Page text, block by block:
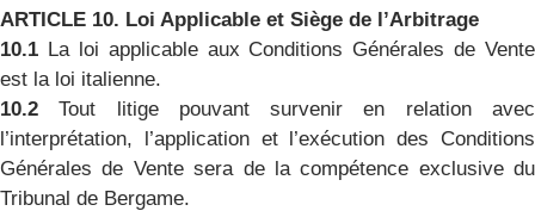
ARTICLE 10. Loi Applicable et Siège de l’Arbitrage
10.1 La loi applicable aux Conditions Générales de Vente
est la loi italienne.
10.2 Tout litige pouvant survenir en relation avec
l’interprétation, l’application et l’exécution des Conditions
Générales de Vente sera de la compétence exclusive du
Tribunal de Bergame.